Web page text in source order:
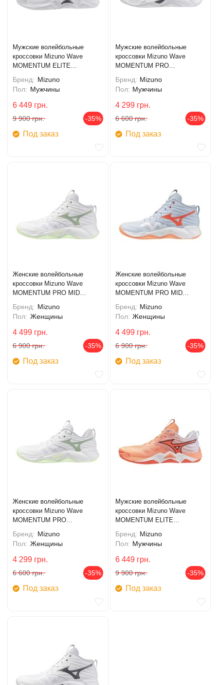
Мужские волейбольные
кроссовки Mizuno Wave
MOMENTUM ELITE
Бренд: Mizuno
Пол: Мужчины
6 449 грн.
9 900 грн. -35%
Под заказ
Мужские волейбольные
кроссовки Mizuno Wave
MOMENTUM PRO
Бренд: Mizuno
Пол: Мужчины
4 299 грн.
6 600 грн. -35%
Под заказ
Женские волейбольные
кроссовки Mizuno Wave
MOMENTUM PRO MID
Бренд: Mizuno
Пол: Женщины
4 499 грн.
6 900 грн. -35%
Под заказ
Женские волейбольные
кроссовки Mizuno Wave
MOMENTUM PRO MID
Бренд: Mizuno
Пол: Женщины
4 499 грн.
6 900 грн. -35%
Под заказ
Женские волейбольные
кроссовки Mizuno Wave
MOMENTUM PRO
Бренд: Mizuno
Пол: Женщины
4 299 грн.
6 600 грн. -35%
Под заказ
Мужские волейбольные
кроссовки Mizuno Wave
MOMENTUM ELITE
Бренд: Mizuno
Пол: Мужчины
6 449 грн.
9 900 грн. -35%
Под заказ